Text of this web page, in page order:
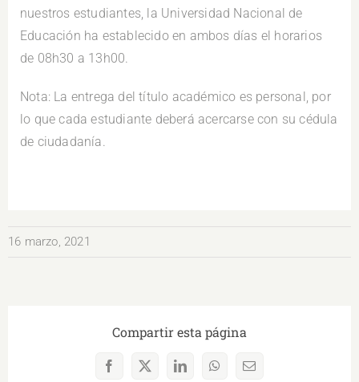
nuestros estudiantes, la Universidad Nacional de
Educación ha establecido en ambos días el horarios
de 08h30 a 13h00.
Nota: La entrega del título académico es personal, por
lo que cada estudiante deberá acercarse con su cédula
de ciudadanía.
16 marzo, 2021
Compartir esta página
Facebook
X LinkedInWhatsAppCorreo